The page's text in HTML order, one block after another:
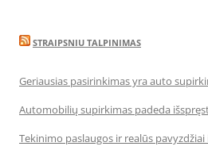
STRAIPSNIU TALPINIMAS
Geriausias pasirinkimas yra auto
Automobilių supirkimas padeda
Tekinimo paslaugos ir realūs